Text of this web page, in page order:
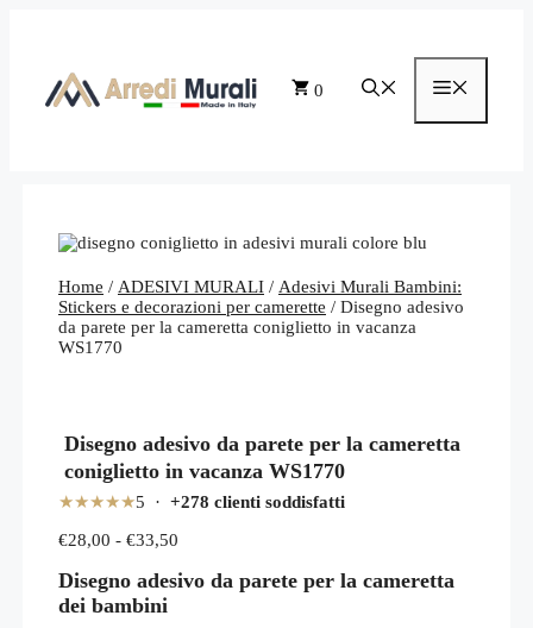
0
Home / ADESIVI MURALI / Adesivi Murali Bambini:
Stickers e decorazioni per camerette / Disegno adesivo
da parete per la cameretta coniglietto in vacanza
WS1770
Disegno adesivo da parete per la cameretta
coniglietto in vacanza WS1770
★★★★★5 · +278 clienti soddisfatti
€28,00 - €33,50
prezzo:
Disegno adesivo da parete per la cameretta
dei bambini